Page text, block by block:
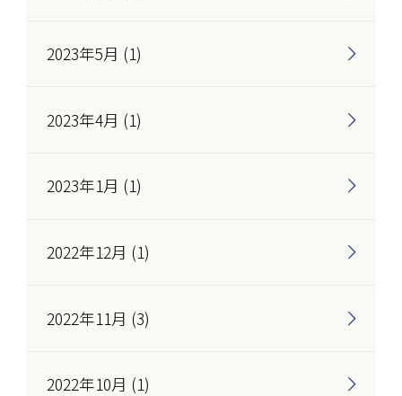
2023年5月 (1)
2023年4月 (1)
2023年1月 (1)
2022年12月 (1)
2022年11月 (3)
2022年10月 (1)